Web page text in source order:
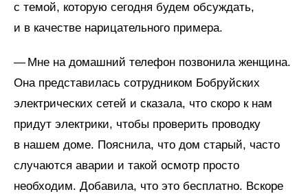
с темой, которую сегодня будем обсуждать,
и в качестве нарицательного примера.
— Мне на домашний телефон позвонила женщина.
Она представилась сотрудником Бобруйских
электрических сетей и сказала, что скоро к нам
придут электрики, чтобы проверить проводку
в нашем доме. Пояснила, что дом старый, часто
случаются аварии и такой осмотр просто
необходим. Добавила, что это бесплатно. Вскоре